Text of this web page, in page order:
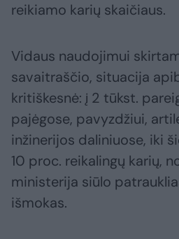
reikiamo karių skaičiaus.
Vidaus naudojimui
savaitraščio, situacija
kritiškesnė: į 2 tūkst.
pajėgose, pavyzdžiui,
inžinerijos daliniuose, iki
10 proc. reikalingų karių,
ministerija siūlo
išmokas.